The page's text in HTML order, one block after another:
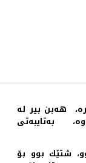
هه‌بن بیر له‌
به‌تایبه‌تی
شتێك بوو بۆ